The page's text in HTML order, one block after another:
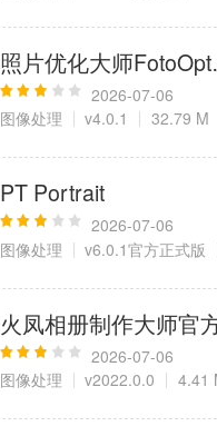
照片优化大师FotoOpt
2026-07-06
图像处理
v4.0.1 32.79 M
PT Portrait
2026-07-06
图像处理
v6.0.1官方正式版
火凤相册制作大师官
2026-07-06
图像处理
v2022.0.0 4.41